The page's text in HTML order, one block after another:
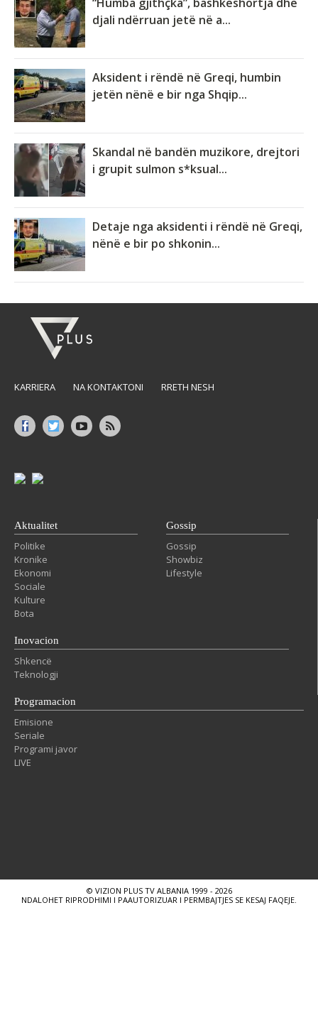
“Humba gjithçka”, bashkëshortja dhe
djali ndërruan jetë në a...
Aksident i rëndë në Greqi, humbin
jetën nënë e bir nga Shqip...
Skandal në bandën muzikore, drejtori
i grupit sulmon s*ksual...
Detaje nga aksidenti i rëndë në Greqi,
nënë e bir po shkonin...
KARRIERA NA KONTAKTONI RRETH NESH
Aktualitet
Politike
Kronike
Ekonomi
Sociale
Kulture
Bota
Gossip
Gossip
Showbiz
Lifestyle
Inovacion
Shkencë
Teknologji
Programacion
Emisione
Seriale
Programi javor
LIVE
© VIZION PLUS TV ALBANIA 1999 - 2026
NDALOHET RIPRODHIMI I PAAUTORIZUAR I PERMBAJTJES SE KESAJ FAQEJE.